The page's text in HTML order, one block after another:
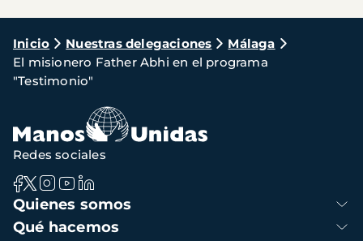
Ruta
de
navegación
Inicio Nuestras delegaciones
Málaga
El misionero Father Abhi en el programa
"Testimonio"
Navegación
principal
Quienes somos
Qué hacemos
Redes sociales